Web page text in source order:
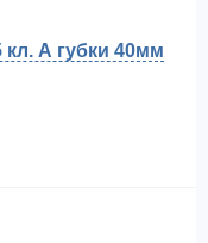
А губки 40мм